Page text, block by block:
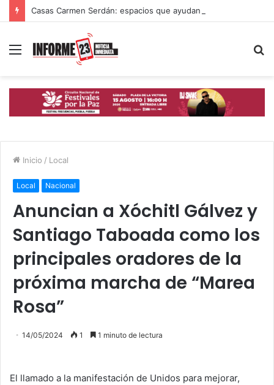
Menú
Inicio / Local
Local Nacional
Anuncian a Xóchitl Gálvez y
Santiago Taboada como los
principales oradores de la
próxima marcha de “Marea
Rosa”
14/05/2024 1 1 minuto de lectura
El llamado a la manifestación de Unidos para mejorar,